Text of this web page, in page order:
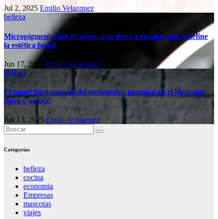
Jul 2, 2025 Emilio Velazquez
belleza
Micropigmentación de cejas: una técnica en auge que redefine
la estética facial
Jun 17, 2025 Emilio Velazquez
belleza
El papel fundamental del entrenador personal en el bienestar
físico y mental
Jun 13, 2025 Emilio Velazquez
Categorías
belleza
cocina
economia
Empresas
mascotas
viajes